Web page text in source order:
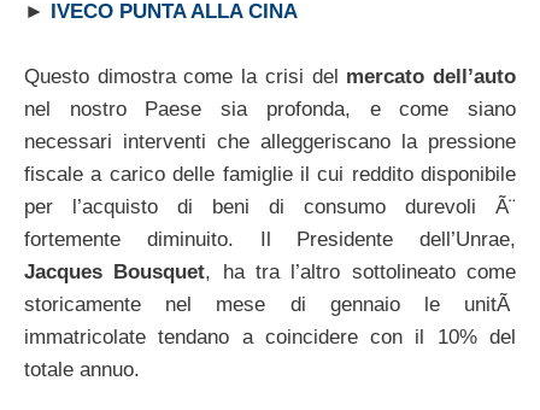
► IVECO PUNTA ALLA CINA
Questo dimostra come la crisi del mercato dell’auto
nel nostro Paese sia profonda, e come siano
necessari interventi che alleggeriscano la pressione
fiscale a carico delle famiglie il cui reddito disponibile
per l’acquisto di beni di consumo durevoli Ã¨
fortemente diminuito. Il Presidente dell’Unrae,
Jacques Bousquet, ha tra l’altro sottolineato come
storicamente nel mese di gennaio le unitÃ
immatricolate tendano a coincidere con il 10% del
totale annuo.